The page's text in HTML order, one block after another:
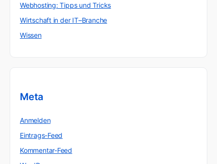
Webhosting: Tipps und Tricks
Wirtschaft in der IT–Branche
Wissen
Meta
Anmelden
Eintrags-Feed
Kommentar-Feed